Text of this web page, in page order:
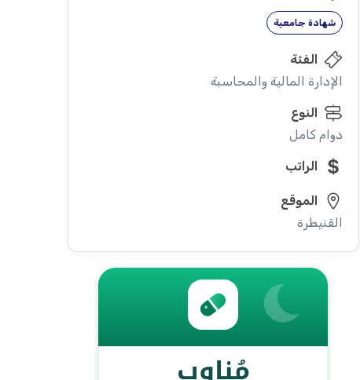
شهادة جامعية
الفئة
الإدارة المالية والمحاسبة
النوع
دوام كامل
الراتب
الموقع
القنيطرة